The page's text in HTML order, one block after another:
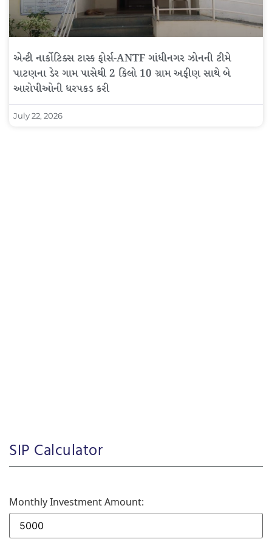
એન્ટી નાર્કોટિક્સ ટાસ્ક ફોર્સ-ANTF ગાંધીનગર ઝોનની ટીમે
પાટણના ડેર ગામ પાસેથી 2 કિલો 10 ગ્રામ અફીણ સાથે બે
આરોપીઓની ધરપકડ કરી
July 22, 2026
SIP Calculator
Monthly Investment Amount: